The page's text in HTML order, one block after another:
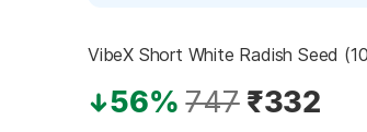
VibeX Short White Radish Seed
56% 747 ₹332